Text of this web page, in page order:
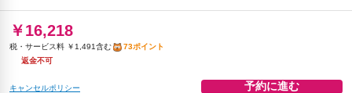
￥16,218
税・サービス料 ￥1,491含む
73ポイント
返金不可
キャンセルポリシー 予約に進む